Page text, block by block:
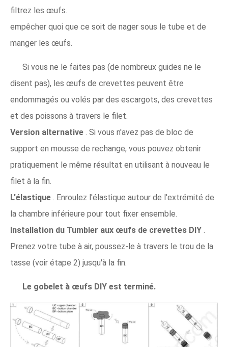
filtrez les œufs.
empêcher quoi que ce soit de nager sous le tube et de
manger les œufs.
Si vous ne le faites pas (de nombreux guides ne le
disent pas), les œufs de crevettes peuvent être
endommagés ou volés par des escargots, des crevettes
et des poissons à travers le filet.
Version alternative . Si vous n'avez pas de bloc de
support en mousse de rechange, vous pouvez obtenir
pratiquement le même résultat en utilisant à nouveau le
filet à la fin.
L'élastique . Enroulez l'élastique autour de l'extrémité de
la chambre inférieure pour tout fixer ensemble.
Installation du Tumbler aux œufs de crevettes DIY .
Prenez votre tube à air, poussez-le à travers le trou de la
tasse (voir étape 2) jusqu'à la fin.
Le gobelet à œufs DIY est terminé.